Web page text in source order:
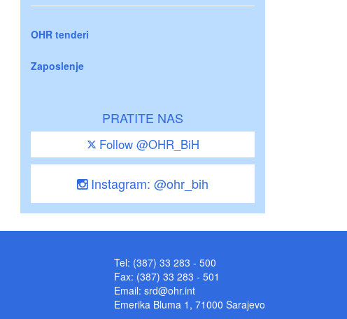
OHR tenderi
Zaposlenje
PRATITE NAS
Follow @OHR_BiH
Instagram: @ohr_bih
Tel: (387) 33 283 - 500
Fax: (387) 33 283 - 501
Email: srd@ohr.int
Emerika Bluma 1, 71000 Sarajevo